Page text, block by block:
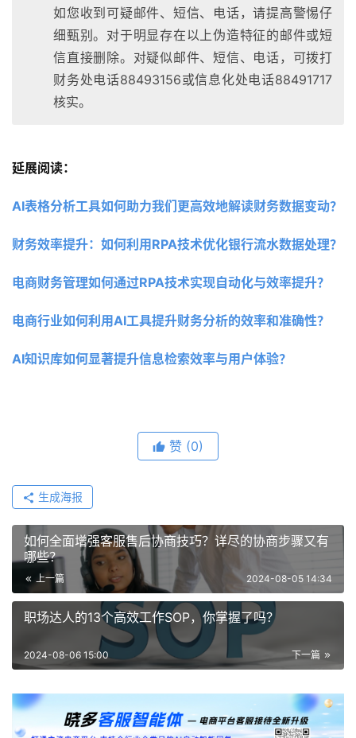
如您收到可疑邮件、短信、电话，请提高警惕仔
细甄别。对于明显存在以上伪造特征的邮件或短
信直接删除。对疑似邮件、短信、电话，可拨打
财务处电话88493156或信息化处电话88491717
核实。
延展阅读：
电商财务管理如何通过RPA技术实现自动化与效率提升？
电商行业如何利用AI工具提升财务分析的效率和准确性？
AI知识库如何显著提升信息检索效率与用户体验？
赞 (0)
生成海报
如何全面增强客服售后协商技巧？详尽的协商步骤又有
哪些？
上一篇 2024-08-05 14:34
职场达人的13个高效工作SOP，你掌握了吗？
下一篇
2024-08-06 15:00